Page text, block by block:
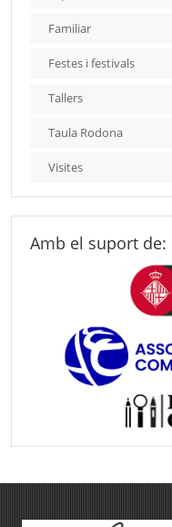
Familiar
Festes i festivals
Tallers
Taula Rodona
Visites
Amb el suport de: